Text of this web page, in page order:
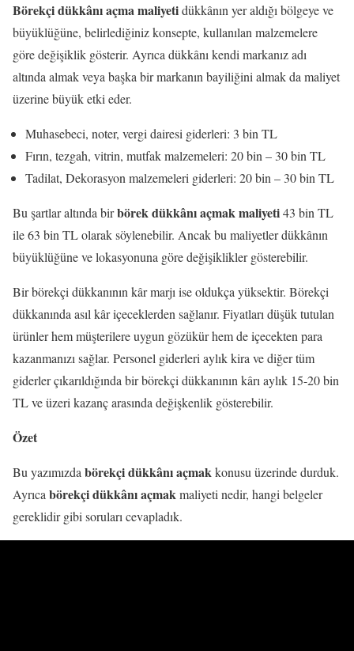
Börekçi dükkânı açma maliyetidükkânın yer aldığı bölgeye ve
büyüklüğüne, belirlediğiniz konsepte, kullanılan malzemelere
göre değişiklik gösterir. Ayrıca dükkânı kendi markanız adı
altında almak veya başka bir markanın bayiliğini almak da maliyet
üzerine büyük etki eder.
Muhasebeci, noter, vergi dairesi giderleri: 3 bin TL
Fırın, tezgah, vitrin, mutfak malzemeleri: 20 bin – 30 bin TL
Tadilat, Dekorasyon malzemeleri giderleri: 20 bin – 30 bin TL
Bu şartlar altında birbörek dükkânı açmak maliyeti43 bin TL
ile 63 bin TL olarak söylenebilir. Ancak bu maliyetler dükkânın
büyüklüğüne ve lokasyonuna göre değişiklikler gösterebilir.
Bir börekçi dükkanının kâr marjı ise oldukça yüksektir. Börekçi
dükkanında asıl kâr içeceklerden sağlanır. Fiyatları düşük tutulan
ürünler hem müşterilere uygun gözükür hem de içecekten para
kazanmanızı sağlar. Personel giderleri aylık kira ve diğer tüm
giderler çıkarıldığında bir börekçi dükkanının kârı aylık 15-20 bin
TL ve üzeri kazanç arasında değişkenlik gösterebilir.
Özet
Bu yazımızda börekçi dükkânı açmakkonusu üzerinde durduk.
Ayrıca börekçi dükkânı açmakmaliyeti nedir, hangi belgeler
gereklidir gibi soruları cevapladık.